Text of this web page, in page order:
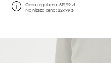
Cena regularna:319,99 zł
Najniższa cena:229,99 zł